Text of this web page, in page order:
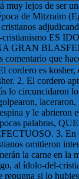
muy lejos de ser
de Mitzraim
cristianismo ES
GRAN
comentario que
cordero es kosher,
2. El cordero
lo circuncidaron
y le abrieron
palabras,
3. En
omitieron
la carne en la
al ídolo-del-
repugna si lo